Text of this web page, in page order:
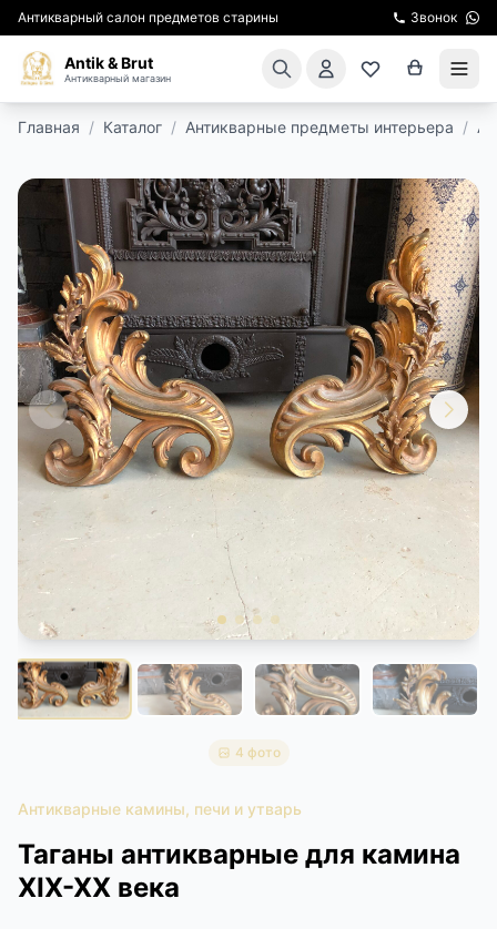
Антикварный салон предметов старины Звонок
Antik & Brut
Антикварный магазин
АРЕНДА МЕБЕЛИ
ПОДАРКИ
КИНОСЪЕМКА
ЭКСКУРСИИ
РЕСТАВРАЦИЯ
КУРСЫ ПО РЕСТАВРАЦИИ
КОНТАКТЫ
ДОСТАВКА И ОПЛАТА
Главная / Каталог / Антикварные предметы интерьера /
4 фото
Антикварные камины, печи и утварь
Таганы антикварные для камина
XIX-XX века